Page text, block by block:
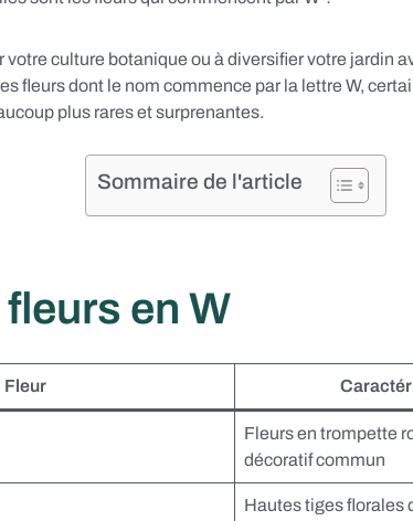
votre culture botanique ou à diversifier votre jardin
fleurs dont le nom commence par la lettre W,
plus rares et surprenantes.
Sommaire de l'article
en W
Fleur
Fleurs en trompette
décoratif commun
Hautes tiges florales